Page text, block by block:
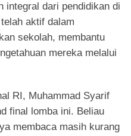
integral dari pendidikan di
aktif dalam
sekolah, membantu
mereka melalui
RI, Muhammad Syarif
final lomba ini. Beliau
membaca masih kurang